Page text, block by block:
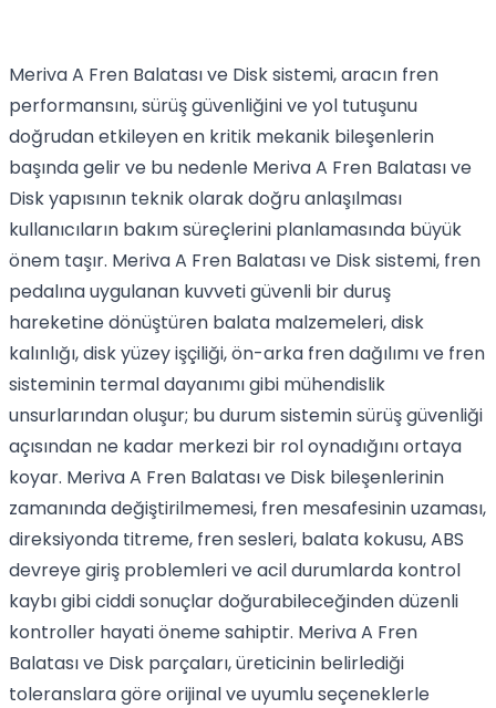
Meriva A Fren Balatası ve Disk sistemi, aracın fren
performansını, sürüş güvenliğini ve yol tutuşunu
doğrudan etkileyen en kritik mekanik bileşenlerin
başında gelir ve bu nedenle Meriva A Fren Balatası ve
Disk yapısının teknik olarak doğru anlaşılması
kullanıcıların bakım süreçlerini planlamasında büyük
önem taşır. Meriva A Fren Balatası ve Disk sistemi, fren
pedalına uygulanan kuvveti güvenli bir duruş
hareketine dönüştüren balata malzemeleri, disk
kalınlığı, disk yüzey işçiliği, ön-arka fren dağılımı ve fren
sisteminin termal dayanımı gibi mühendislik
unsurlarından oluşur; bu durum sistemin sürüş güvenliği
açısından ne kadar merkezi bir rol oynadığını ortaya
koyar. Meriva A Fren Balatası ve Disk bileşenlerinin
zamanında değiştirilmemesi, fren mesafesinin uzaması,
direksiyonda titreme, fren sesleri, balata kokusu, ABS
devreye giriş problemleri ve acil durumlarda kontrol
kaybı gibi ciddi sonuçlar doğurabileceğinden düzenli
kontroller hayati öneme sahiptir. Meriva A Fren
Balatası ve Disk parçaları, üreticinin belirlediği
toleranslara göre orijinal ve uyumlu seçeneklerle